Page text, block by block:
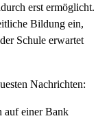
erst ermöglicht.
Bildung ein,
Schule erwartet
Nachrichten: